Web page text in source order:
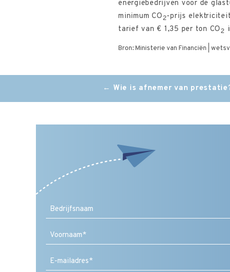
energiebedrijven voor de
minimum CO2-prijs
tarief van € 1,35 per ton CO2
Bron: Ministerie van Financiën |
navigation
← Wie is afnemer van